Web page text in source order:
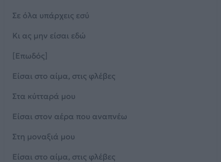
Σε όλα υπάρχεις εσύ
Κι ας μην είσαι εδώ
[Επωδός]
Είσαι στο αίμα, στις φλέβες
Στα κύτταρά μου
Είσαι στον αέρα που αναπνέω
Στη μοναξιά μου
Είσαι στο αίμα, στις φλέβες